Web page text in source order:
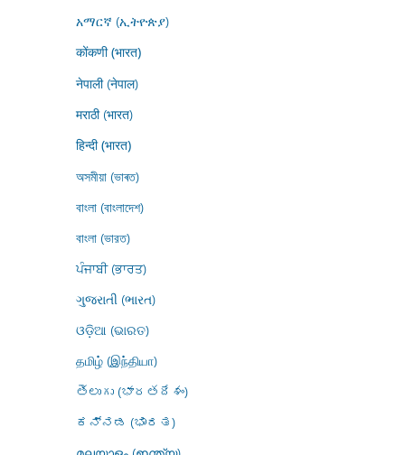
አማርኛ (ኢትዮጵያ)
कोंकणी (भारत)
नेपाली (नेपाल)
मराठी (भारत)
हिन्दी (भारत)
অসমীয়া (ভাৰত)
বাংলা (বাংলাদেশ)
বাংলা (ভারত)
ਪੰਜਾਬੀ (ਭਾਰਤ)
ગુજરાતી (ભારત)
ଓଡ଼ିଆ (ଭାରତ)
தமிழ் (இந்தியா)
తెలుగు (భారతదేశం)
ಕನ್ನಡ (ಭಾರತ)